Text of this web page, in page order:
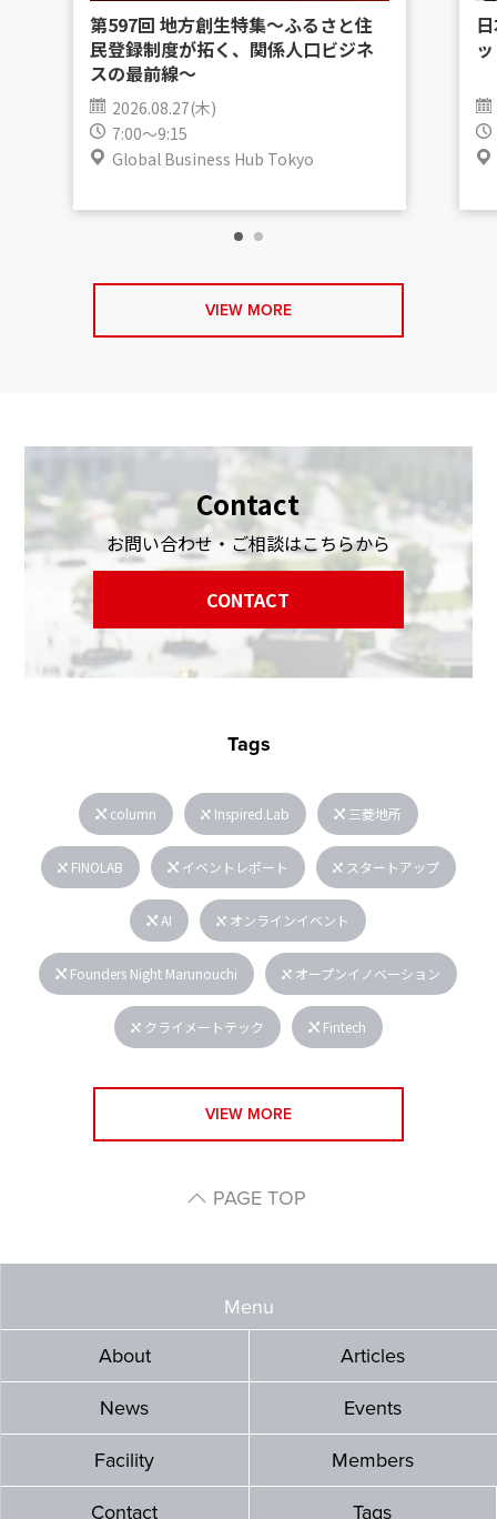
第597回 地方創生特集〜ふるさと住
民登録制度が拓く、関係人口ビジネ
スの最前線〜
2026.08.27(木)
7:00～9:15
Global Business Hub Tokyo
VIEW MORE
Contact
お問い合わせ・ご相談はこちらから
CONTACT
Tags
column Inspired.Lab 三菱地所
FINOLAB イベントレポート スタートアップ
AI オンラインイベント
Founders Night Marunouchi オープンイノベーション
クライメートテック Fintech
VIEW MORE
PAGE TOP
Menu
About
Articles
News Events
Facility Members
Contact Tags